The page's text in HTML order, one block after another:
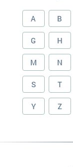
A B
G H
M N
S T
Y Z